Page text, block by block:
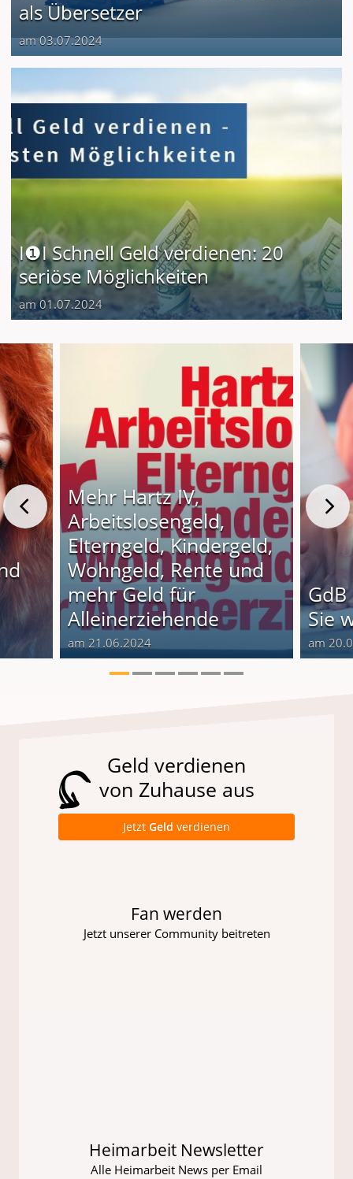
als Übersetzer
am 03.07.2024
I❶I Schnell Geld verdienen: 20
seriöse Möglichkeiten
am 01.07.2024
Mehr Hartz IV,
Arbeitslosengeld,
Elterngeld, Kindergeld,
Wohngeld, Rente und
mehr Geld für
Alleinerziehende
am 21.06.2024
Sie
am
Geld verdienen
von Zuhause aus
Jetzt Geld verdienen
Fan werden
Jetzt unserer Community beitreten
Heimarbeit Newsletter
Alle Heimarbeit News per Email